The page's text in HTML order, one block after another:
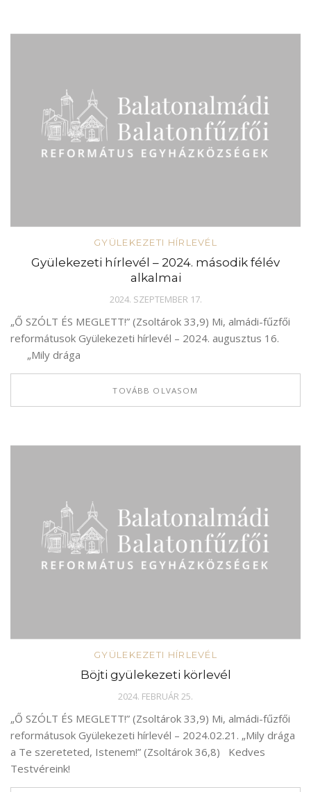
GYÜLEKEZETI HÍRLEVÉL
Gyülekezeti hírlevél – 2024. második félév
alkalmai
2024. SZEPTEMBER 17.
„Ő SZÓLT ÉS MEGLETT!” (Zsoltárok 33,9) Mi, almádi-fűzfői
reformátusok Gyülekezeti hírlevél – 2024. augusztus 16.
„Mily drága
TOVÁBB OLVASOM
GYÜLEKEZETI HÍRLEVÉL
Böjti gyülekezeti körlevél
2024. FEBRUÁR 25.
„Ő SZÓLT ÉS MEGLETT!” (Zsoltárok 33,9) Mi, almádi-fűzfői
reformátusok Gyülekezeti hírlevél – 2024.02.21. „Mily drága
a Te szereteted, Istenem!” (Zsoltárok 36,8) Kedves
Testvéreink!